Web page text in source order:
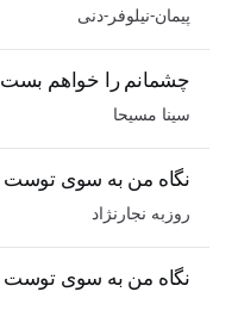
پیمان-نیلوفر-دنی
چشمانم را خواهم بست
سینا مسیحا
نگاه من به سوی توست
روزبه نجارنژاد
نگاه من به سوی توست